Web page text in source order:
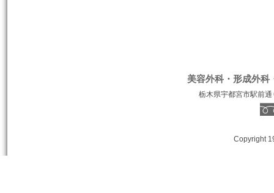
美容外科・形成外科
栃木県宇都宮市駅前
Copyright